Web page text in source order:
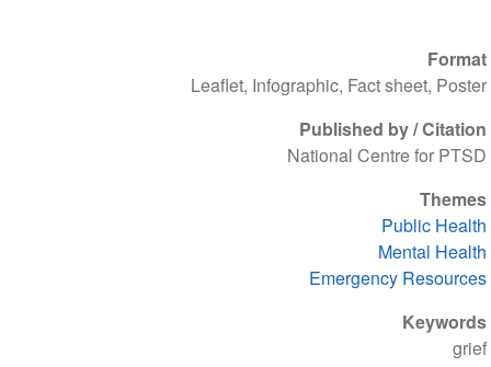
Format
Leaflet, Infographic, Fact sheet, Poster
Published by / Citation
National Centre for PTSD
Themes
Public Health
Mental Health
Emergency Resources
Keywords
grief